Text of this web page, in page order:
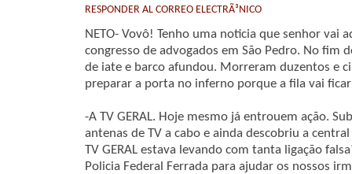
RESPONDER AL CORREO ELECTRÃ³NICO
NETO- Vovô! Tenho uma noticia que senhor vai
congresso de advogados em São Pedro. No fim
de iate e barco afundou. Morreram duzentos e
preparar a porta no inferno porque a fila vai
-A TV GERAL. Hoje mesmo já entrouem ação.
antenas de TV a cabo e ainda descobriu a
TV GERAL estava levando com tanta ligação
Policia Federal Ferrada para ajudar os nossos